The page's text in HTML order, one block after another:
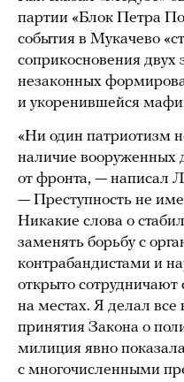
партии «Блок Петра
события в Мукачево
соприкосновения
незаконных
и укоренившейся
«Ни один патриотизм
наличие вооруженных
от фронта, — написал
— Преступность не
Никакие слова о
заменять борьбу с
контрабандистами и
открыто
на местах. Я делал
принятия Закона о
милиция явно
с многочисленными